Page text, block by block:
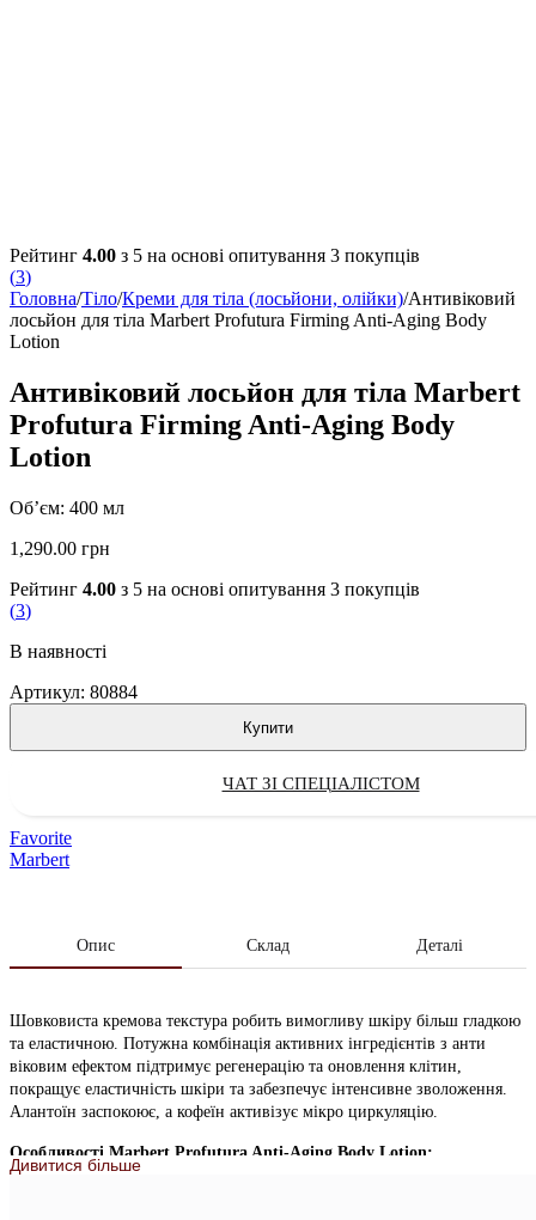
Рейтинг 4.00 з 5 на основі опитування 3 покупців
(3)
Головна/Тіло/Креми для тіла (лосьйони, олійки)/Антивіковий
лосьйон для тіла Marbert Profutura Firming Anti-Aging Body
Lotion
Антивіковий лосьйон для тіла Marbert
Profutura Firming Anti-Aging Body
Lotion
Об’єм: 400 мл
1,290.00 грн
Рейтинг 4.00 з 5 на основі опитування 3 покупців
(3)
В наявності
Артикул: 80884
Купити
ЧАТ ЗІ СПЕЦІАЛІСТОМ
Favorite
Marbert
Опис Склад Деталі
Шовковиста кремова текстура робить вимогливу шкіру більш гладкою
та еластичною. Потужна комбінація активних інгредієнтів з анти
віковим ефектом підтримує регенерацію та оновлення клітин,
покращує еластичність шкіри та забезпечує інтенсивне зволоження.
Алантоїн заспокоює, а кофеїн активізує мікро циркуляцію.
Особливості Marbert Profutura Anti-Aging Body Lotion:
Дивитися більше